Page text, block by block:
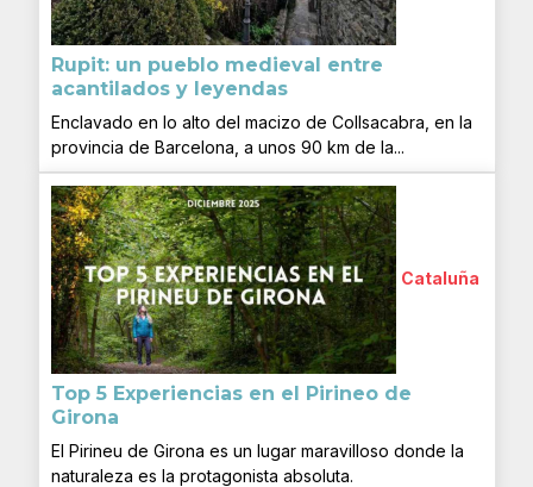
Rupit: un pueblo medieval entre
acantilados y leyendas
Enclavado en lo alto del macizo de Collsacabra, en la
provincia de Barcelona, a unos 90 km de la...
Cataluña
Top 5 Experiencias en el Pirineo de
Girona
El Pirineu de Girona es un lugar maravilloso donde la
naturaleza es la protagonista absoluta.